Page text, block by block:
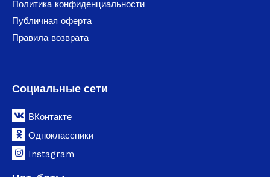
Политика конфиденциальности
Публичная оферта
Правила возврата
Социальные сети
ВКонтакте
Одноклассники
Instagram